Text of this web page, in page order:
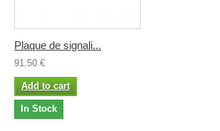
Plaque de signali...
91,50 €
Add to cart
In Stock